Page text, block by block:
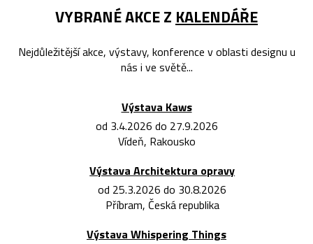
VYBRANÉ AKCE Z KALENDÁŘE
Nejdůležitější akce, výstavy, konference v oblasti designu u
nás i ve světě...
Výstava Kaws
od 3.4.2026 do 27.9.2026
Vídeň, Rakousko
Výstava Architektura opravy
od 25.3.2026 do 30.8.2026
Příbram, Česká republika
Výstava Whispering Things